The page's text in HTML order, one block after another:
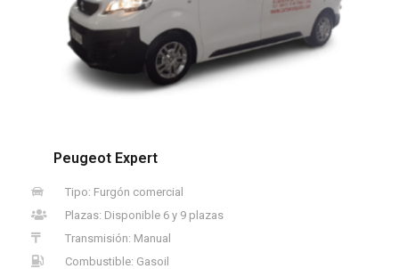
Peugeot Expert
Tipo: Furgón comercial
Plazas: Disponible 6 y 9 plazas
Transmisión: Manual
Combustible: Gasoil